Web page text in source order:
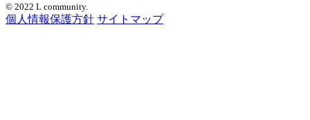
© 2022 L community.
個人情報保護方針 サイトマップ